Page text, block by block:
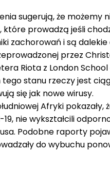
sugerują, że możemy
które prowadzą jeśli
zachorowań i są dalekie
przez
Riota z London
stanu rzeczy jest
się jak nowe wirusy.
Afryki pokazały,
nie wykształcili
Podobne raporty
do wybuchu